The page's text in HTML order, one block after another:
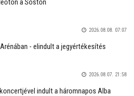
a Sóstón
2026.08.08. 07:07
- elindult a jegyértékesítés
2026.08.07. 21:58
indult a háromnapos Alba